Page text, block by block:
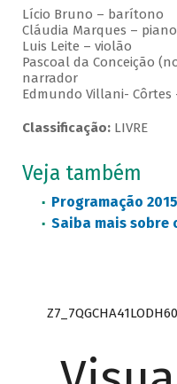
Lício Bruno – barítono
Cláudia Marques – piano
Luis Leite – violão
Pascoal da Conceição
narrador
Edmundo Villani-
Classificação:LIVRE
Veja também
Programação
Saiba mais sobre